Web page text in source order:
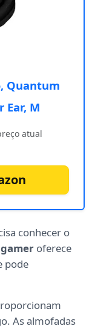
Quantum
Ear, M
atual
conhecer o
oferece
pode
As almofadas